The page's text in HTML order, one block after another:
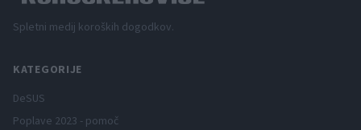
Spletni medij koroških dogodkov.
KATEGORIJE
DeSUS
Poplave 2023 - pomoč